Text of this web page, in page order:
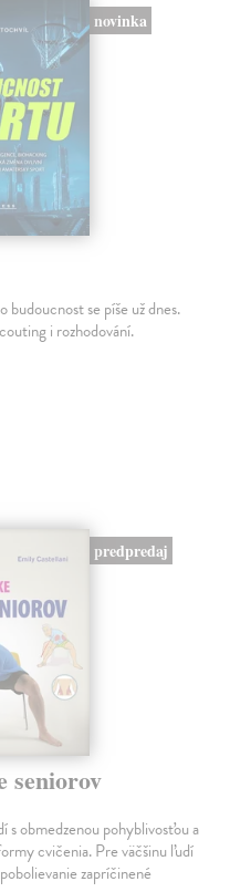
novinka
se píše už dnes.
i rozhodování.
predpredaj
seniorov
obmedzenou pohyblivosťou a
cvičenia. Pre väčšinu ľudí
zapríčinené